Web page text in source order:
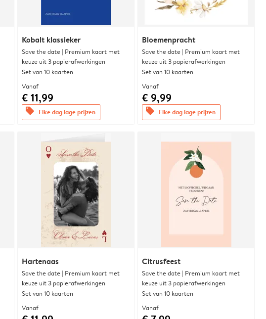
Kobalt klassieker
Save the date | Premium kaart met
keuze uit 3 papierafwerkingen
Set van 10 kaarten
Vanaf
€ 11,99
offers Elke dag lage prijzen
Bloemenpracht
Save the date | Premium kaart met
keuze uit 3 papierafwerkingen
Set van 10 kaarten
Vanaf
€ 9,99
offers Elke dag lage prijzen
Hartenaas
Save the date | Premium kaart met
keuze uit 3 papierafwerkingen
Set van 10 kaarten
Vanaf
Citrusfeest
Save the date | Premium kaart met
keuze uit 3 papierafwerkingen
Set van 10 kaarten
Vanaf